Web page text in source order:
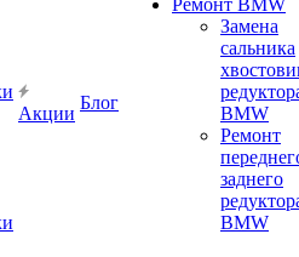
Акции
Блог
Ремонт BMW
Замена
сальника
BMW
Ремонт
заднего
BMW